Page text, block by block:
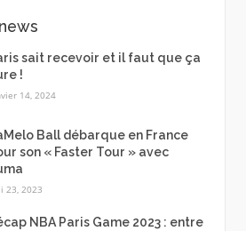
sait recevoir et il faut que ça
!
14, 2024
Ball débarque en France
son « Faster Tour » avec
23, 2023
NBA Paris Game 2023 : entre